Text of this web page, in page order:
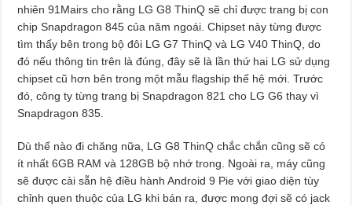
nhiên 91Mairs cho rằng LG G8 ThinQ sẽ chỉ được trang bị con
chip Snapdragon 845 của năm ngoái. Chipset này từng được
tìm thấy bên trong bộ đôi LG G7 ThinQ và LG V40 ThinQ, do
đó nếu thông tin trên là đúng, đây sẽ là lần thứ hai LG sử dụng
chipset cũ hơn bên trong một mẫu flagship thế hệ mới. Trước
đó, công ty từng trang bị Snapdragon 821 cho LG G6 thay vì
Snapdragon 835.
Dù thế nào đi chăng nữa, LG G8 ThinQ chắc chắn cũng sẽ có
ít nhất 6GB RAM và 128GB bộ nhớ trong. Ngoài ra, máy cũng
sẽ được cài sẵn hệ điều hành Android 9 Pie với giao diện tùy
chỉnh quen thuộc của LG khi bán ra, được mong đợi sẽ có jack